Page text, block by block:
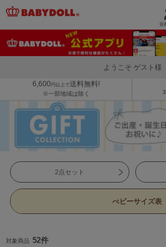
ようこそ ゲスト様
6,600 円以上で送料無料!
※一部地域は除く
2点セット
べビーサイズ表
対象商品 52件